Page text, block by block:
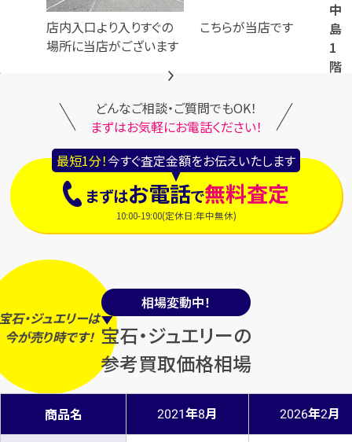
中
島
1
階
店内入口より入りすぐの
場所に当店がございます
こちらが当店です
どんなご相談・ご質問でもOK！
まずはお気軽にお電話ください！
最短1分！今すぐ査定金額をお伝えいたします
まずはお電話で無料査定
10:00-19:00(定休日:年中無休)
相場変動中！
宝石・ジュエリーの
参考買取価格相場
石・ジュエリーは
今が売り時です！
商品名 2021年8月 2026年2月